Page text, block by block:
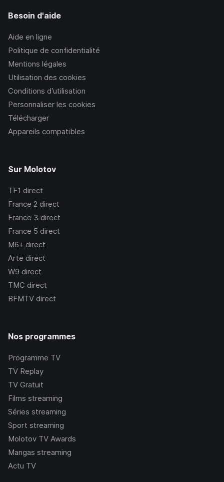
Besoin d'aide
Aide en ligne
Politique de confidentialité
Mentions légales
Utilisation des cookies
Conditions d’utilisation
Personnaliser les cookies
Télécharger
Appareils compatibles
Sur Molotov
TF1 direct
France 2 direct
France 3 direct
France 5 direct
M6+ direct
Arte direct
W9 direct
TMC direct
BFMTV direct
Nos programmes
Programme TV
TV Replay
TV Gratuit
Films streaming
Séries streaming
Sport streaming
Molotov TV Awards
Mangas streaming
Actu TV